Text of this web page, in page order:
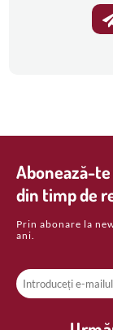
Abonează-
din timp de
Prin abonare la
ani.